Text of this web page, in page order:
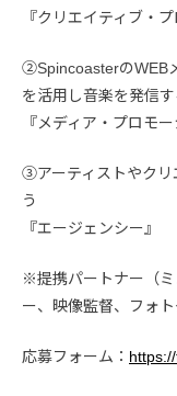
『クリエイティブ・
②SpincoasterのWEB
を活用し音楽を発信す
『メディア・プロモー
③アーティストやクリ
う
『エージェンシー』
※提携パートナー（ミ
ー、映像監督、フォ
応募フォーム：